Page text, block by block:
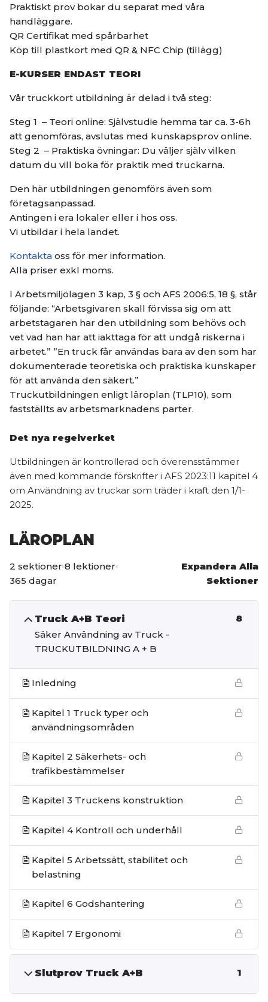
Praktiskt prov bokar du separat med våra
handläggare.
QR Certifikat med spårbarhet
Köp till plastkort med QR & NFC Chip (tillägg)
E-KURSER ENDAST TEORI
Vår truckkort utbildning är delad i två steg:
Steg 1 – Teori online: Självstudie hemma tar ca. 3-6h
att genomföras, avslutas med kunskapsprov online.
Steg 2 – Praktiska övningar: Du väljer själv vilken
datum du vill boka för praktik med truckarna.
Den här utbildningen genomförs även som
företagsanpassad.
Antingen i era lokaler eller i hos oss.
Vi utbildar i hela landet.
Kontakta oss för mer information.
Alla priser exkl moms.
I Arbetsmiljölagen 3 kap, 3 § och AFS 2006:5, 18 §, står
följande: “Arbetsgivaren skall förvissa sig om att
arbetstagaren har den utbildning som behövs och
vet vad han har att iakttaga för att undgå riskerna i
arbetet.” ”En truck får användas bara av den som har
dokumenterade teoretiska och praktiska kunskaper
för att använda den säkert.”
Truckutbildningen enligt läroplan (TLP10), som
fastställts av arbetsmarknadens parter.
Det nya regelverket
Utbildningen är kontrollerad och överensstämmer
även med kommande förskrifter i AFS 2023:11 kapitel 4
om Användning av truckar som träder i kraft den 1/1-
2025.
LÄROPLAN
2 sektioner 8 lektioner
365 dagar
Expandera Alla
Sektioner
Truck A+B Teori
Säker Användning av Truck -
TRUCKUTBILDNING A + B
8
Inledning
Kapitel 1 Truck typer och
användningsområden
Kapitel 2 Säkerhets- och
trafikbestämmelser
Kapitel 3 Truckens konstruktion
Kapitel 4 Kontroll och underhåll
Kapitel 5 Arbetssätt, stabilitet och
belastning
Kapitel 6 Godshantering
Kapitel 7 Ergonomi
Slutprov Truck A+B 1